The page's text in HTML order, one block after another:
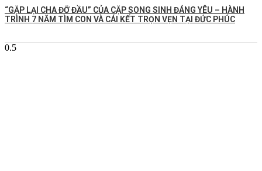
️“GẶP LẠI CHA ĐỠ ĐẦU” CỦA CẶP SONG SINH ĐÁNG YÊU – HÀNH
TRÌNH 7 NĂM TÌM CON VÀ CÁI KẾT TRỌN VẸN TẠI ĐỨC PHÚC